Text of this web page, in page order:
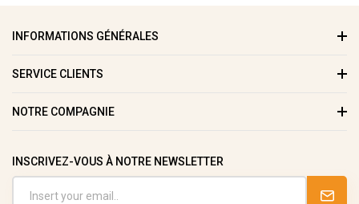
INFORMATIONS GÉNÉRALES
SERVICE CLIENTS
NOTRE COMPAGNIE
INSCRIVEZ-VOUS À NOTRE NEWSLETTER